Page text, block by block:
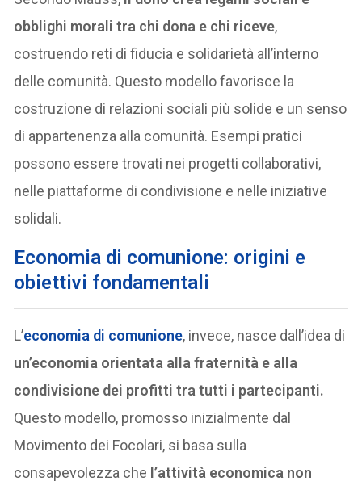
obblighi morali tra chi dona e chi riceve,
costruendo reti di fiducia e solidarietà all’interno
delle comunità. Questo modello favorisce la
costruzione di relazioni sociali più solide e un senso
di appartenenza alla comunità. Esempi pratici
possono essere trovati nei progetti collaborativi,
nelle piattaforme di condivisione e nelle iniziative
solidali.
Economia di comunione: origini e
obiettivi fondamentali
L’economia di comunione, invece, nasce dall’idea di
un’economia orientata alla fraternità e alla
condivisione dei profitti tra tutti i partecipanti.
Questo modello, promosso inizialmente dal
Movimento dei Focolari, si basa sulla
consapevolezza che l’attività economica non